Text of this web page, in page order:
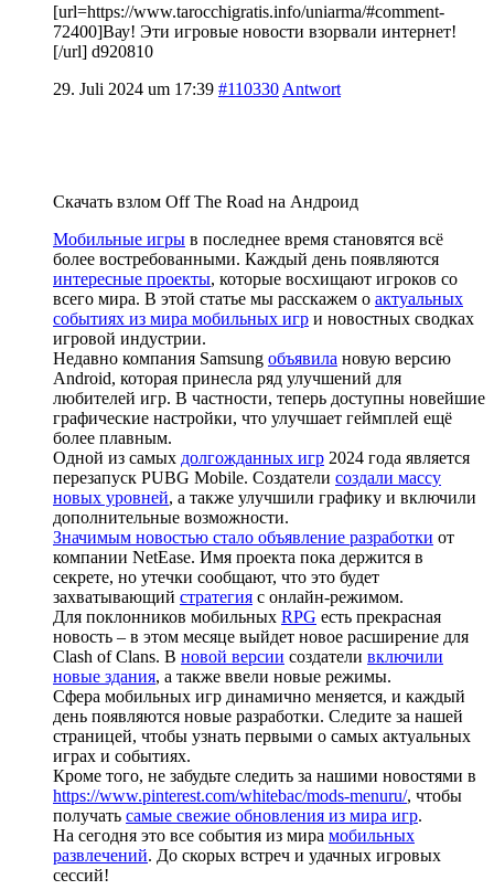
[url=https://www.tarocchigratis.info/uniarma/#comment-
72400]Вау! Эти игровые новости взорвали интернет!
[/url] d920810
29. Juli 2024 um 17:39 #110330 Antwort
Скачать взлом Off The Road на Андроид
Мобильные игры в последнее время становятся всё
более востребованными. Каждый день появляются
интересные проекты, которые восхищают игроков со
всего мира. В этой статье мы расскажем о актуальных
событиях из мира мобильных игр и новостных сводках
игровой индустрии.
Недавно компания Samsung объявила новую версию
Android, которая принесла ряд улучшений для
любителей игр. В частности, теперь доступны новейшие
графические настройки, что улучшает геймплей ещё
более плавным.
Одной из самых долгожданных игр 2024 года является
перезапуск PUBG Mobile. Создатели создали массу
новых уровней, а также улучшили графику и включили
дополнительные возможности.
Значимым новостью стало объявление разработки от
компании NetEase. Имя проекта пока держится в
секрете, но утечки сообщают, что это будет
захватывающий стратегия с онлайн-режимом.
Для поклонников мобильных RPG есть прекрасная
новость – в этом месяце выйдет новое расширение для
Clash of Clans. В новой версии создатели включили
новые здания, а также ввели новые режимы.
Сфера мобильных игр динамично меняется, и каждый
день появляются новые разработки. Следите за нашей
страницей, чтобы узнать первыми о самых актуальных
играх и событиях.
Кроме того, не забудьте следить за нашими новостями в
https://www.pinterest.com/whitebac/mods-menuru/, чтобы
получать самые свежие обновления из мира игр.
На сегодня это все события из мира мобильных
развлечений. До скорых встреч и удачных игровых
сессий!